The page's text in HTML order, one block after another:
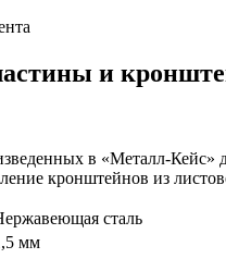
и
в
кронштейнов из
сталь
мм